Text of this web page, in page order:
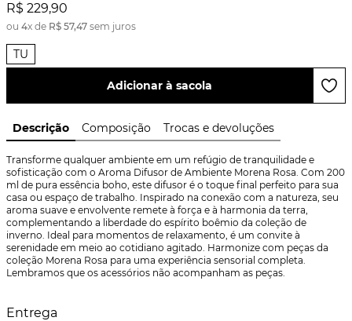
R$ 229,90
ou 4x de R$ 57,47 sem juros
TU
Adicionar à sacola
Descrição Composição Trocas e devoluções
Transforme qualquer ambiente em um refúgio de tranquilidade e
sofisticação com o Aroma Difusor de Ambiente Morena Rosa. Com 200
ml de pura essência boho, este difusor é o toque final perfeito para sua
casa ou espaço de trabalho. Inspirado na conexão com a natureza, seu
aroma suave e envolvente remete à força e à harmonia da terra,
complementando a liberdade do espírito boêmio da coleção de
inverno. Ideal para momentos de relaxamento, é um convite à
serenidade em meio ao cotidiano agitado. Harmonize com peças da
coleção Morena Rosa para uma experiência sensorial completa.
Lembramos que os acessórios não acompanham as peças.
Entrega